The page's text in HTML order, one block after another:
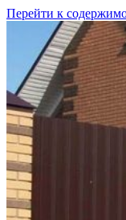
Перейти к